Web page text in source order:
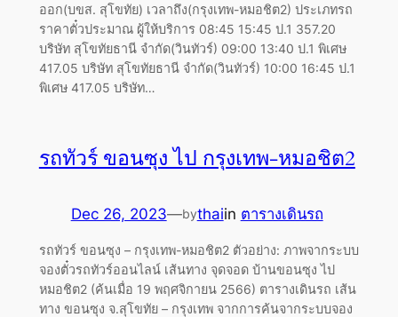
ออก(บขส. สุโขทัย) เวลาถึง(กรุงเทพ-หมอชิต2) ประเภทรถ
ราคาตั๋วประมาณ ผู้ให้บริการ 08:45 15:45 ป.1 357.20
บริษัท สุโขทัยธานี จำกัด(วินทัวร์) 09:00 13:40 ป.1 พิเศษ
417.05 บริษัท สุโขทัยธานี จำกัด(วินทัวร์) 10:00 16:45 ป.1
พิเศษ 417.05 บริษัท…
รถทัวร์ ขอนซุง ไป กรุงเทพ-หมอชิต2
Dec 26, 2023—bythaiin ตารางเดินรถ
รถทัวร์ ขอนซุง – กรุงเทพ-หมอชิต2 ตัวอย่าง: ภาพจากระบบ
จองตั๋วรถทัวร์ออนไลน์ เส้นทาง จุดจอด บ้านขอนซุง ไป
หมอชิต2 (ค้นเมื่อ 19 พฤศจิกายน 2566) ตารางเดินรถ เส้น
ทาง ขอนซุง จ.สุโขทัย – กรุงเทพ จากการค้นจากระบบจอง